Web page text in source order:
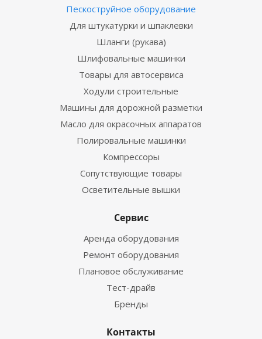
Пескоструйное оборудование
Для штукатурки и шпаклевки
Шланги (рукава)
Шлифовальные машинки
Товары для автосервиса
Ходули строительные
Машины для дорожной разметки
Масло для окрасочных аппаратов
Полировальные машинки
Компрессоры
Сопутствующие товары
Осветительные вышки
Сервис
Аренда оборудования
Ремонт оборудования
Плановое обслуживание
Тест-драйв
Бренды
Контакты